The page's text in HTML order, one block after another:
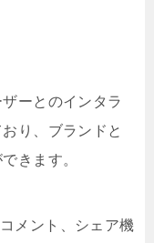
ーとのインタラ
り、ブランドと
きます。
メント、シェア機